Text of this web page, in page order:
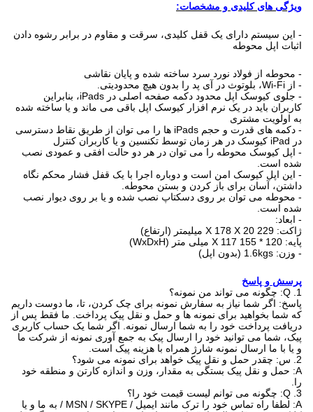
ویژگی های کلیدی و مشخصات:
- این سیستم دارای یک قفل کلیدی، سرقت و مقاوم در برابر رشوه دادن
اثبات اپل محوطه
- محوطه از فولاد نورد سرد ساخته شده و پایان نقاشی
- از Wi-Fi، بلوتوث در آی پد را بدون هیچ محدودیتی.
- جلوی کیوسک اپل محدود دکمه صفحه اصلی در iPads، بنابراین
کاربران باید در یک نرم افزار کیوسک اپل باقی می ماند و یا ساخته شده
به اولویت مشتری
- دکمه های قدرت و حجم iPads ها را می توان از طریق نقاط دسترسی
در iPad کیوسک در هر زمان توسط تکنسین و یا کاربران کنترل
- اپل کیوسک محوطه را می توان در هر دو حالت افقی و عمودی نصب
شده است.
- این اپل کیوسک امن است و دوباره اجرا با یک قفل فشار محکم نگاه
داشتن، آسان برای باز کردن و بستن محوطه.
- محوطه می توان بر روی دسکتاپ نصب شده و یا بر روی دیوار نصب
شده است.
- ابعاد:
ژاکت: 229 X 178 X 20 میلیمتر (ارتفاع)
پایه: 120 * 155 X 117 میلی متر (WxDxH)
- وزن: 1.6kgs (بدون اپل)
پرسش و پاسخ
1. Q: چگونه می تواند من نمونه؟
پاسخ: اگر شما نیاز به سفارش نمونه برای چک کردن، تا، ما دوست داریم
که شما بخواهید برای نمونه ها و حمل و نقل پیک پرداخت. ما فقط پس از
دریافت پرداخت خود را به شما ارسال نمونه. اگر شما یک حساب کاربری
پیک، شما می توانید خود را ارسال پیک به جمع آوری نمونه از شرکت ما
و یا با ما ارسال نمونه شارژ همراه با هزینه پیک است.
2. س: چقدر حمل و نقل پیک خواهد برای نمونه می شود؟
A: حمل و نقل پیک بستگی به مقدار، وزن و اندازه کارتن و منطقه خود
را.
3. Q: چگونه می توانم لیست قیمت خود را؟
A: لطفا راه تماس خود را ترک مانند ایمیل / MSN / SKYPE / به ما و یا